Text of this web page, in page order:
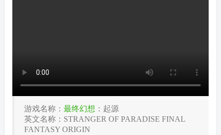
游戏名称： 最终幻想 ：起源
英文名称：STRANGER OF PARADISE FINAL
FANTASY ORIGIN